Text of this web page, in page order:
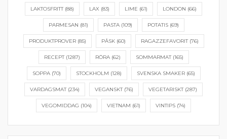
LAKTOSFRITT(88) LAX (83) LIME (61) LONDON (66)
PARMESAN (81) PASTA(109) POTATIS(69)
PRODUKTPROVER(85) PÅSK(60) RAGAZZEFAVORIT(76)
RECEPT(1287) RÖRA(62) SOMMARMAT(165)
SOPPA(70) STOCKHOLM (128) SVENSKA SMAKER(65)
VARDAGSMAT(234) VEGANSKT(76) VEGETARISKT(287)
VEGOMIDDAG (104) VIETNAM (61) VINTIPS (74)